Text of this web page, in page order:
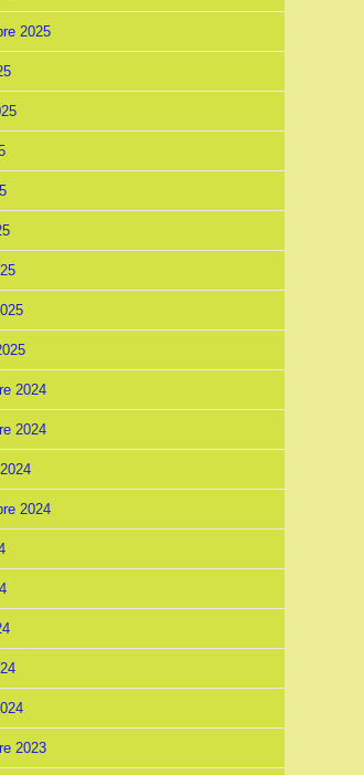
2025
2024
2024
2024
2023